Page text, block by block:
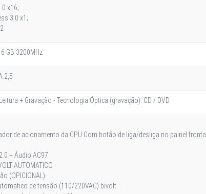
x16;
3.0 x1;
GB 3200MHz
2,5
+ Gravação - Tecnologia Óptica (gravação): CD / DVD
de acionamento da CPU Com botão de liga/desliga no painel frontal
+ Áudio AC97
AUTOMATICO
(OPICIONAL)
de tensão (110/220VAC) bivolt.